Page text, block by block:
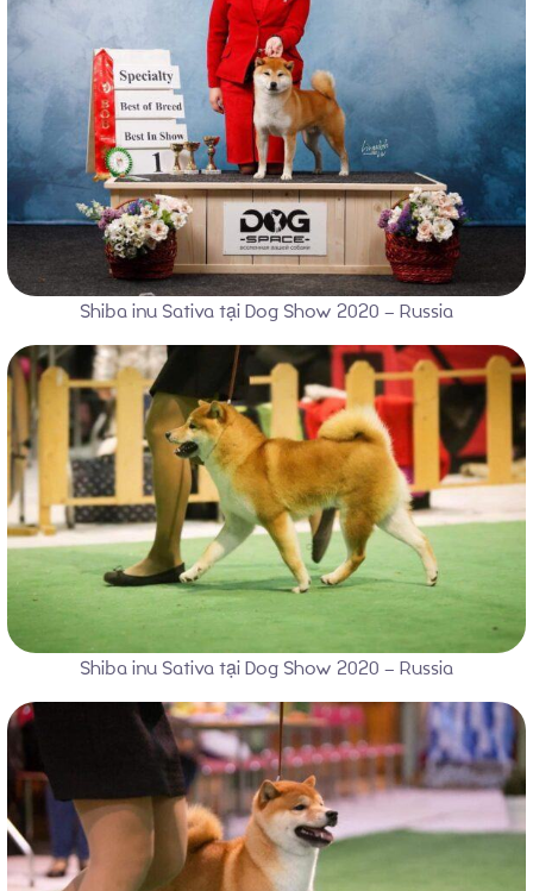
Shiba inu Sativa tại Dog Show 2020 – Russia
Shiba inu Sativa tại Dog Show 2020 – Russia